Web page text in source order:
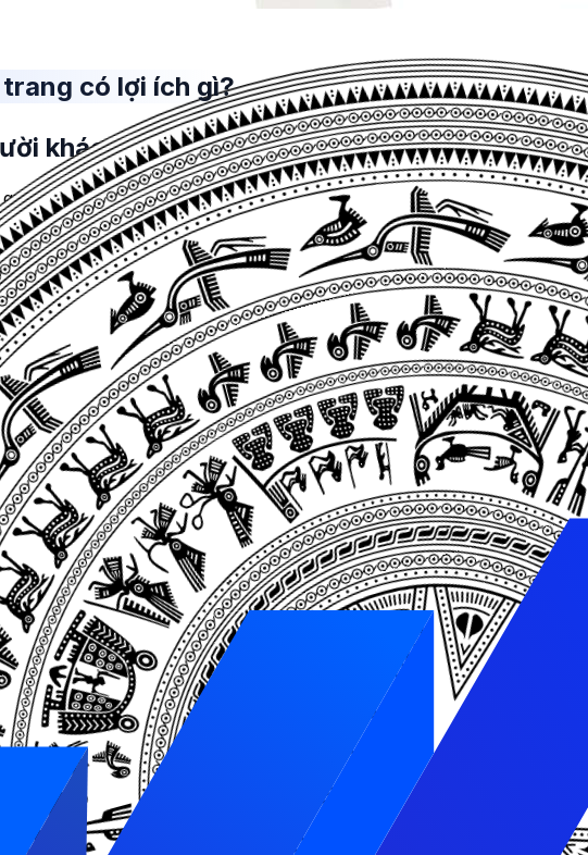
có lợi ích gì?
khách hàng Online
bá sản phẩm của mình đến với hàng triệu người dùng Internet
hấp dẫn
thiết kế theo phong cách hiện đại, sang trọng và phù hợp với xu
tranh.
riêng, không bị phụ thuộc
thời trangđể tạo một kênh bán hàng riêng biệt, không bị phụ
sản phẩm, giá cả, chính sách bán hàng và chăm sóc khách hàng
riêng bạn